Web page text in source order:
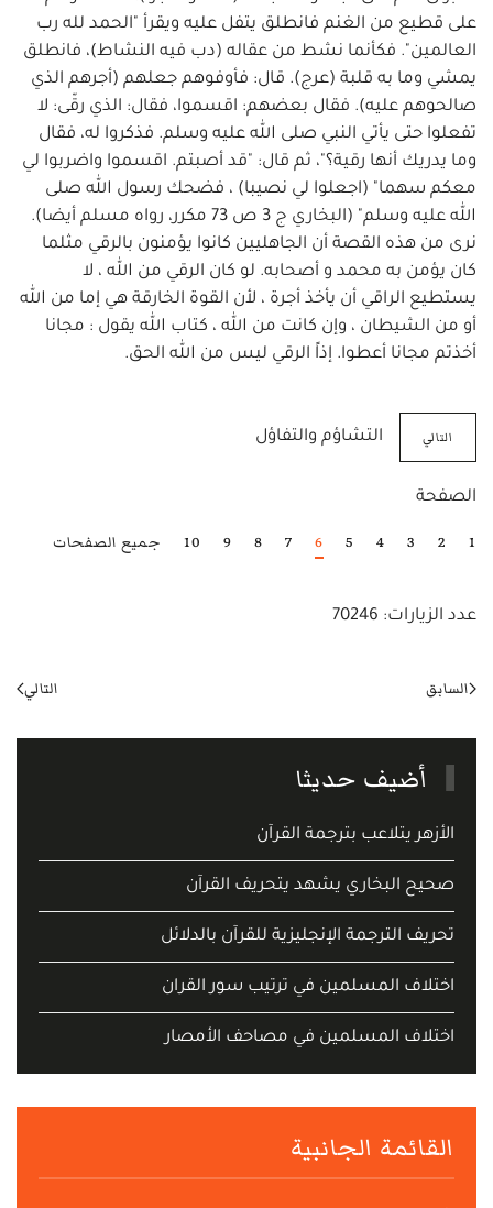
على قطيع من الغنم فانطلق يتفل عليه ويقرأ "الحمد لله رب
العالمين". فكأنما نشط من عقاله (دب فيه النشاط)، فانطلق
يمشي وما به قلبة (عرج). قال: فأوفوهم جعلهم (أجرهم الذي
صالحوهم عليه). فقال بعضهم: اقسموا، فقال: الذي رقّى: لا
تفعلوا حتى يأتي النبي صلى الله عليه وسلم. فذكروا له، فقال
وما يدريك أنها رقية؟"، ثم قال: "قد أصبتم. اقسموا واضربوا لي
معكم سهما" (اجعلوا لي نصيبا) ، فضحك رسول الله صلى
الله عليه وسلم" (البخاري ج 3 ص 73 مكرر، رواه مسلم أيضا).
نرى من هذه القصة أن الجاهليين كانوا يؤمنون بالرقي مثلما
كان يؤمن به محمد و أصحابه. لو كان الرقي من الله ، لا
يستطيع الراقي أن يأخذ أجرة ، لأن القوة الخارقة هي إما من الله
أو من الشيطان ، وإن كانت من الله ، كتاب الله يقول : مجانا
أخذتم مجانا أعطوا. إذاً الرقي ليس من الله الحق.
التالي التشاؤم والتفاؤل
الصفحة
1
2
3
4
5
6
7
8
9
10 جميع الصفحات
عدد الزيارات: 70246
السابق التالي
أضيف حديثا
الأزهر يتلاعب بترجمة القرآن
صحيح البخاري يشهد يتحريف القرآن
تحريف الترجمة الإنجليزية للقرآن بالدلائل
اختلاف المسلمين في ترتيب سور القران
اختلاف المسلمين في مصاحف الأمصار
القائمة الجانبية